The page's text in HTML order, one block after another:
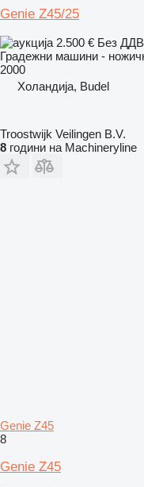
Genie Z45/25
2.500 € Без ДДВ
Градежни машини -
2000
Холандија, Budel
Troostwijk Veilingen B.V.
8 години на Machineryline
Genie Z45
8
Genie Z45